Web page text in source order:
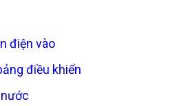
điện vào
điều khiển